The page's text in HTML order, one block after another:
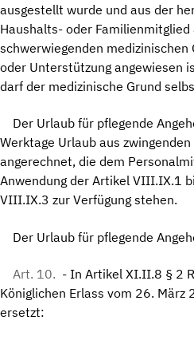
ausgestellt wurde und aus der
Haushalts- oder Familienmitglied
schwerwiegenden medizinischen
oder Unterstützung angewiesen
darf der medizinische Grund
Der Urlaub für pflegende
Werktage Urlaub aus
angerechnet, die dem
Anwendung der Artikel VIII.IX.1
VIII.IX.3 zur Verfügung stehen.
Der Urlaub für pflegende
Art. 10. - In Artikel XI.II.8 § 2
Königlichen Erlass vom 26. März
ersetzt: